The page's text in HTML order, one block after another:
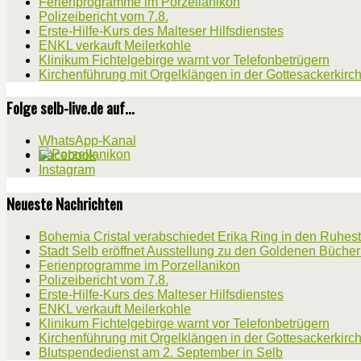
Polizeibericht vom 7.8.
Erste-Hilfe-Kurs des Malteser Hilfsdienstes
ENKL verkauft Meilerkohle
Klinikum Fichtelgebirge warnt vor Telefonbetrügern
Kirchenführung mit Orgelklängen in der
Folge selb-live.de auf...
WhatsApp-Kanal
Facebook
Instagram
Neueste Nachrichten
Bohemia Cristal verabschiedet Erika Ring in den
Stadt Selb eröffnet Ausstellung zu den Goldenen
Ferienprogramme im Porzellanikon
Polizeibericht vom 7.8.
Erste-Hilfe-Kurs des Malteser Hilfsdienstes
ENKL verkauft Meilerkohle
Klinikum Fichtelgebirge warnt vor Telefonbetrügern
Kirchenführung mit Orgelklängen in der
Blutspendedienst am 2. September in Selb